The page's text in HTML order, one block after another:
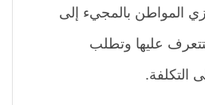
المواطن بالمجيء إلى
عليها وتطلب
التكلفة.